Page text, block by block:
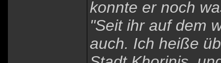
konnte er noch
"Seit ihr auf dem
auch. Ich heiße